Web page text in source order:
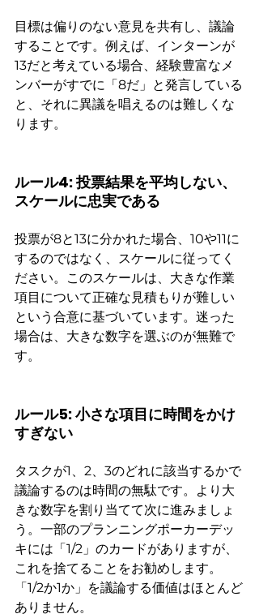
目標は偏りのない意見を共有し、議論
することです。例えば、インターンが
13だと考えている場合、経験豊富なメ
ンバーがすでに「8だ」と発言している
と、それに異議を唱えるのは難しくな
ります。
ルール4: 投票結果を平均しない、
スケールに忠実である
投票が8と13に分かれた場合、10や11に
するのではなく、スケールに従ってく
ださい。このスケールは、大きな作業
項目について正確な見積もりが難しい
という合意に基づいています。迷った
場合は、大きな数字を選ぶのが無難で
す。
ルール5: 小さな項目に時間をかけ
すぎない
タスクが1、2、3のどれに該当するかで
議論するのは時間の無駄です。より大
きな数字を割り当てて次に進みましょ
う。一部のプランニングポーカーデッ
キには「1/2」のカードがありますが、
これを捨てることをお勧めします。
「1/2か1か」を議論する価値はほとんど
ありません。